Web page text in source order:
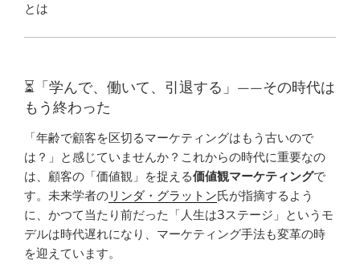
とは
⏳「学んで、働いて、引退する」——その時代は
もう終わった
「年齢で顧客を区切るマーケティングはもう古いので
は？」と感じていませんか？これからの時代に重要なの
は、顧客の「価値観」を捉える価値観マーケティングで
す。未来学者のリンダ・グラットン氏が指摘するよう
に、かつて当たり前だった「人生は3ステージ」というモ
デルは時代遅れになり、マーケティング手法も変革の時
を迎えています。